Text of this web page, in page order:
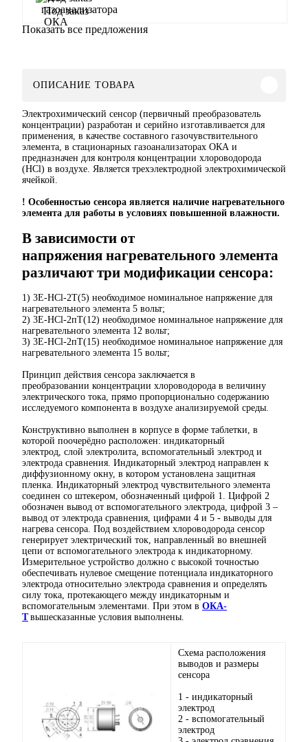
Под заказ
Показать все предложения
ОПИСАНИЕ ТОВАРА
Электрохимический сенсор (первичный преобразователь
концентрации) разработан и серийно изготавливается для
применения, в качестве составного газочувствительного
элемента, в стационарных газоанализаторах ОКА и
предназначен для контроля концентрации хлороводорода
(HCl) в воздухе. Является трехэлектродной электрохимической
ячейкой.
! Особенностью сенсора является наличие нагревательного
элемента для работы в условиях повышенной влажности.
В зависимости от
напряжения нагревательного элемента
различают три модификации сенсора:
1) 3Е-HCl-2T(5) необходимое номинальное напряжение для
нагревательного элемента 5 вольт;
2) 3Е-HCl-2пT(12) необходимое номинальное напряжение для
нагревательного элемента 12 вольт;
3) 3Е-HCl-2пT(15) необходимое номинальное напряжение для
нагревательного элемента 15 вольт;
Принцип действия сенсора заключается в
преобразовании концентрации хлороводорода в величину
электрического тока, прямо пропорционально содержанию
исследуемого компонента в воздухе анализируемой среды.
Конструктивно выполнен в корпусе в форме таблетки, в
которой поочерёдно расположен: индикаторный
электрод, слой электролита, вспомогательный электрод и
электрода сравнения. Индикаторный электрод направлен к
диффузионному окну, в котором установлена защитная
пленка. Индикаторный электрод чувствительного элемента
соединен со штекером, обозначенный цифрой 1. Цифрой 2
обозначен вывод от вспомогательного электрода, цифрой 3 –
вывод от электрода сравнения, цифрами 4 и 5 - выводы для
нагрева сенсора. Под воздействием хлороводорода сенсор
генерирует электрический ток, направленный во внешней
цепи от вспомогательного электрода к индикаторному.
Измерительное устройство должно с высокой точностью
обеспечивать нулевое смещение потенциала индикаторного
электрода относительно электрода сравнения и определять
силу тока, протекающего между индикаторным и
вспомогательным элементами. При этом в ОКА-
Т вышесказанные условия выполнены.
Схема расположения
выводов и размеры
сенсора
1 - индикаторный
электрод
2 - вспомогательный
электрод